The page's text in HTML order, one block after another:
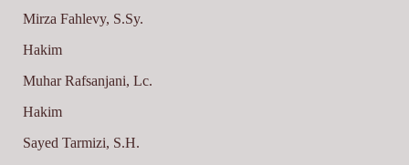
Mirza Fahlevy, S.Sy.
Hakim
Muhar Rafsanjani, Lc.
Hakim
Sayed Tarmizi, S.H.